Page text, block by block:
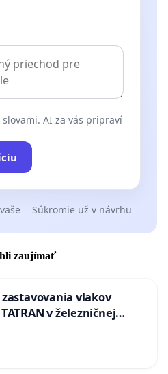
AI za vás pripraví
Súkromie už v návrhu
zaujímať
vlakov
v železničnej